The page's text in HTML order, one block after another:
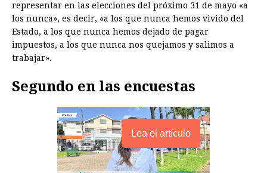
representar en las elecciones del próximo 31 de mayo «a
los nunca», es decir, «a los que nunca hemos vivido del
Estado, a los que nunca hemos dejado de pagar
impuestos, a los que nunca nos quejamos y salimos a
trabajar».
Segundo en las encuestas
Lea el artículo